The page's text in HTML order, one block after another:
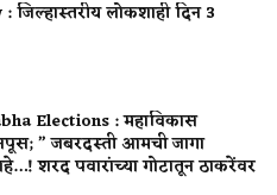
लोकशाही दिन 3
Elections : महाविकास
” जबरदस्ती आमची जागा
शरद पवारांच्या गोटातून ठाकरेंवर